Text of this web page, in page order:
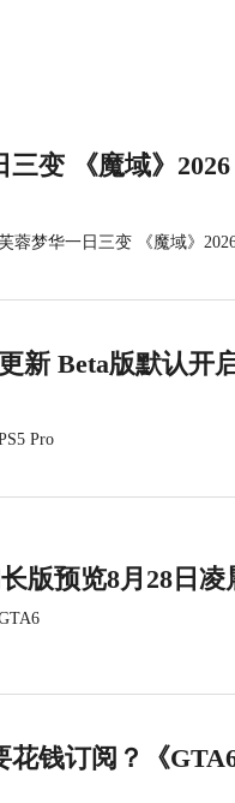
三变 《魔域》
蓉梦华一日三变 《魔域》
新 Beta版默认开
Pro
长版预览8月28日
花钱订阅？《